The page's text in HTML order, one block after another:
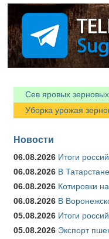
Сев яровых зерновых
Уборка урожая
Новости
06.08.2026 Итоги
06.08.2026 В
06.08.2026 Котировки
06.08.2026 В
05.08.2026 Итоги
05.08.2026 Экспорт